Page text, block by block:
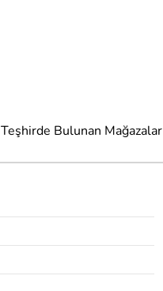
Teşhirde Bulunan Mağazalar